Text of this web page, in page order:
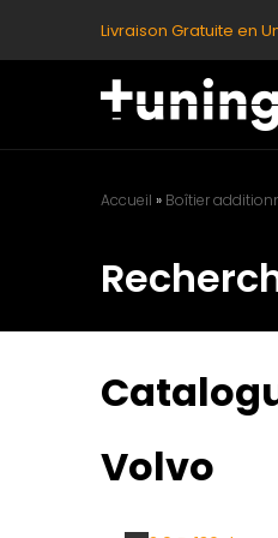
Livraison Gratuite en
Accueil » Boîtier
Volvo